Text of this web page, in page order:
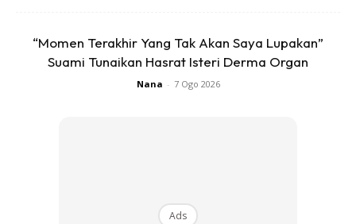
Hari Rabu
“Momen Terakhir Yang Tak Akan Saya Lupakan”
Suami Tunaikan Hasrat Isteri Derma Organ
Nana - 7 Ogo 2026
Ads